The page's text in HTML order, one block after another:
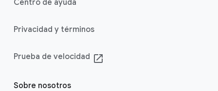
Centro de ayuda
Privacidad y términos
Prueba de velocidad launch
Sobre nosotros